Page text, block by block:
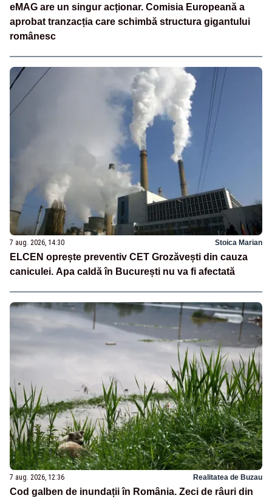
eMAG are un singur acționar. Comisia Europeană a
aprobat tranzacția care schimbă structura gigantului
românesc
7 aug. 2026, 14:30 Stoica Marian
ELCEN oprește preventiv CET Grozăvești din cauza
caniculei. Apa caldă în București nu va fi afectată
7 aug. 2026, 12:36 Realitatea de Buzau
Cod galben de inundații în România. Zeci de râuri din